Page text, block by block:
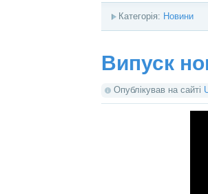
Категорія: Новини
Випуск
Опублікував на сайті